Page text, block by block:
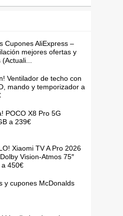
Cupones AliExpress –
mejores ofertas y
Ventilador de techo con
mando y temporizador a
POCO X8 Pro 5G
a 239€
Xiaomi TV A Pro 2026
Vision-Atmos 75″
a 450€
y cupones McDonalds